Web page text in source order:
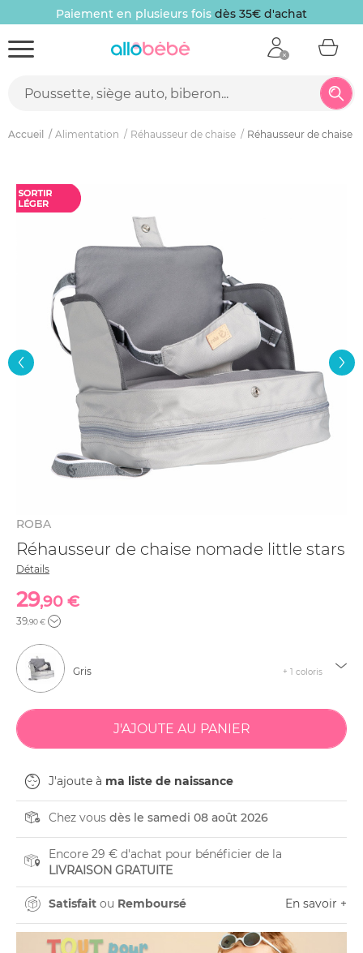
Paiement en plusieurs fois dès 35€ d'achat
Accueil Alimentation Réhausseur de chaise Réhausseur de chaise
ROBA
Réhausseur de chaise nomade little stars
Détails
29,90 €
39,90 €
Gris + 1 coloris
J'ajoute à ma liste de naissance
Chez vous dès le samedi 08 août 2026
Encore 29 € d'achat pour bénéficier de la
LIVRAISON GRATUITE
Satisfait ou Remboursé En savoir +